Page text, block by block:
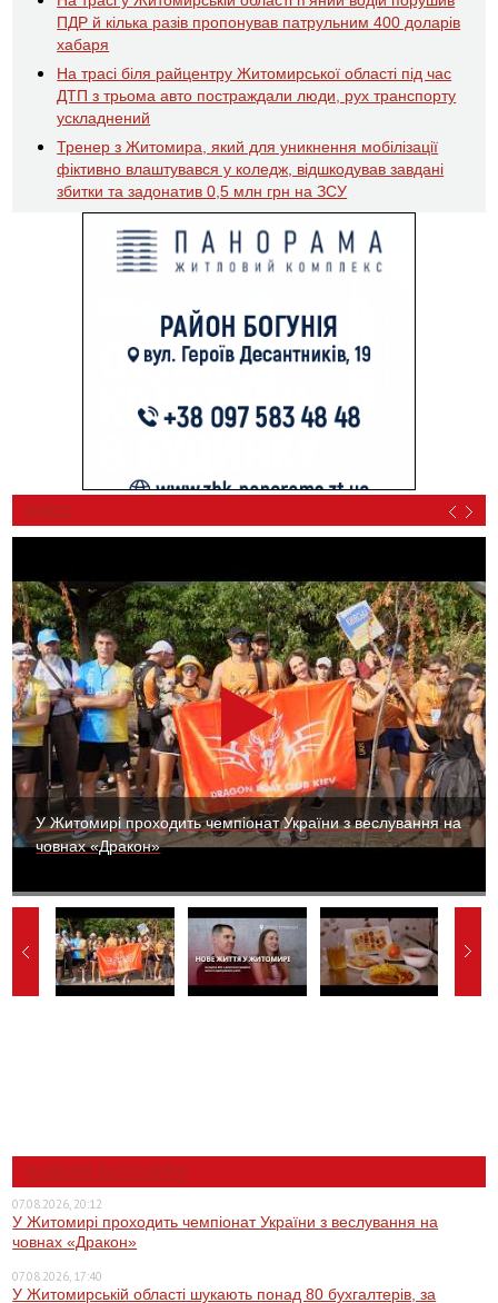
ПДР й кілька разів пропонував патрульним 400 доларів
хабаря
На трасі біля райцентру Житомирської області під час
ДТП з трьома авто постраждали люди, рух транспорту
ускладнений
Тренер з Житомира, який для уникнення мобілізації
фіктивно влаштувався у коледж, відшкодував завдані
збитки та задонатив 0,5 млн грн на ЗСУ
ВІДЕО
У Житомирі проходить чемпіонат України з веслування на
човнах «Дракон»
НОВИНИ ЖИТОМИРА
07.08.2026, 20:12
У Житомирі проходить чемпіонат України з веслування на
човнах «Дракон»
07.08.2026, 17:40
У Житомирській області шукають понад 80 бухгалтерів, за